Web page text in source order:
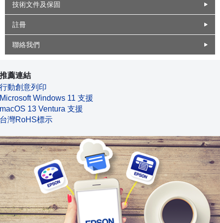
技術文件及保固
註冊
聯絡我們
推薦連結
行動創意列印
Microsoft Windows 11 支援
macOS 13 Ventura 支援
台灣RoHS標示